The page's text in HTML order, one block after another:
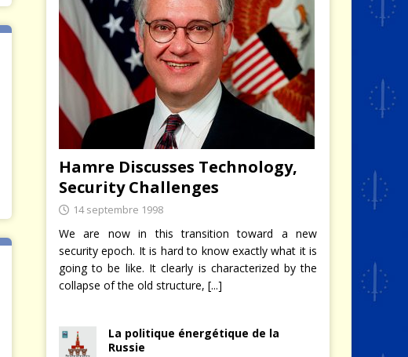
Hamre Discusses Technology,
Security Challenges
14 septembre 1998
We are now in this transition toward a new
security epoch. It is hard to know exactly what it is
going to be like. It clearly is characterized by the
collapse of the old structure, [...]
La politique énergétique de la
Russie